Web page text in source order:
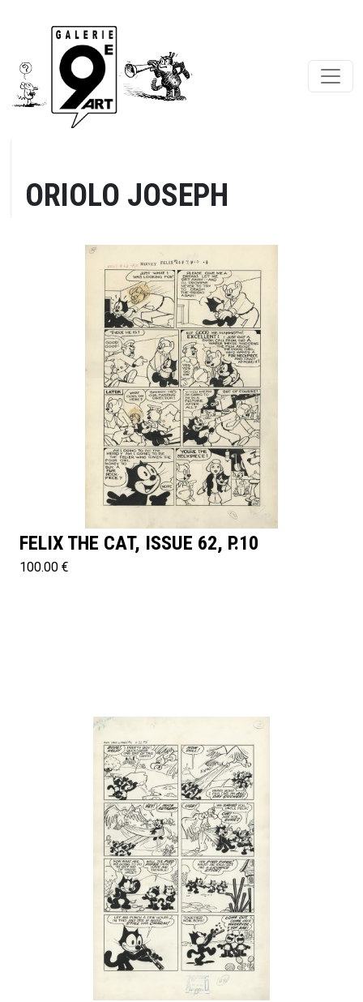
ORIOLO JOSEPH
FELIX THE CAT, ISSUE 62, P.10
100.00 €